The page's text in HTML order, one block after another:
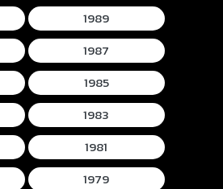
1989
1987
1985
1983
1981
1979